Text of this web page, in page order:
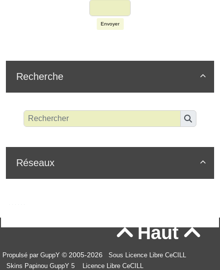
Envoyer

Recherche

Réseaux
Haut
Propulsé par GuppY © 2005-2026
Sous Licence Libre CeCILL
Skins Papinou GuppY 5
Licence Libre CeCILL